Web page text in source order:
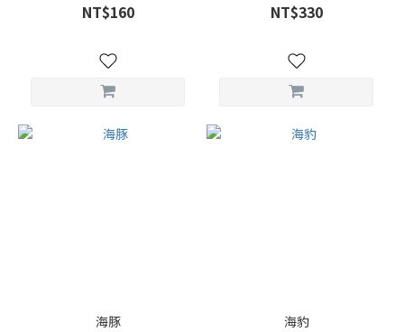
NT$160 NT$330
海豚 海豹